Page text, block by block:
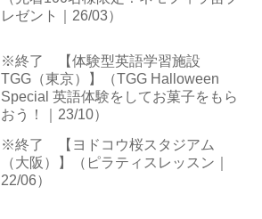
レゼント｜26/03）
※終了 【体験型英語学習施設
TGG（東京）】（TGG Halloween
Special 英語体験をしてお菓子をもら
おう！｜23/10）
※終了 【ヨドコウ桜スタジアム
（大阪）】（ピラティスレッスン｜
22/06）